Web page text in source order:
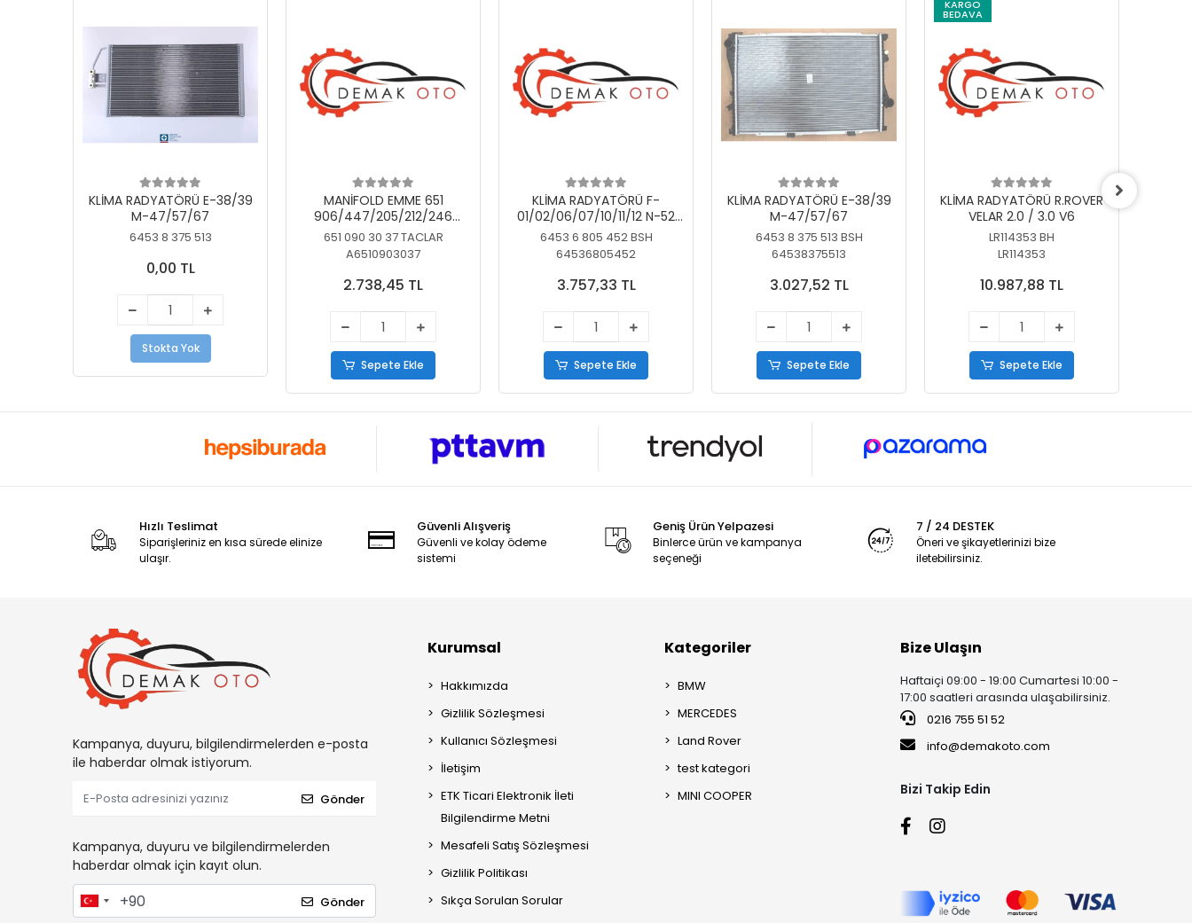
KLİMA RADYATÖRÜ E-38/39
M-47/57/67
6453 8 375 513
0,00 TL
Stokta Yok
MANİFOLD EMME 651
906/447/205/212/246
KELEBEKSİZ
651 090 30 37 TACLAR
A6510903037
2.738,45 TL
Sepete Ekle
KLİMA RADYATÖRÜ F-
01/02/06/07/10/11/12 N-52
N/N-53/57/63
6453 6 805 452 BSH
64536805452
3.757,33 TL
Sepete Ekle
KLİMA RADYATÖRÜ E-38/39
M-47/57/67
6453 8 375 513 BSH
64538375513
3.027,52 TL
Sepete Ekle
KARGO
BEDAVA
KLİMA RADYATÖRÜ R.ROVER
VELAR 2.0 / 3.0 V6
LR114353 BH
LR114353
10.987,88 TL
Sepete Ekle
Hızlı Teslimat
Siparişleriniz en kısa sürede elinize
ulaşır.
Güvenli Alışveriş
Güvenli ve kolay ödeme
sistemi
Geniş Ürün Yelpazesi
Binlerce ürün ve kampanya
seçeneği
7 / 24 DESTEK
Öneri ve şikayetlerinizi bize
iletebilirsiniz.
Kampanya, duyuru, bilgilendirmelerden e-posta
ile haberdar olmak istiyorum.
Gönder
Kampanya, duyuru ve bilgilendirmelerden
haberdar olmak için kayıt olun.
Gönder
Kurumsal
Hakkımızda
Gizlilik Sözleşmesi
Kullanıcı Sözleşmesi
İletişim
ETK Ticari Elektronik İleti
Bilgilendirme Metni
Mesafeli Satış Sözleşmesi
Gizlilik Politikası
Sıkça Sorulan Sorular
Kategoriler
BMW
MERCEDES
Land Rover
test kategori
MINI COOPER
Bize Ulaşın
Haftaiçi 09:00 - 19:00 Cumartesi 10:00 -
17:00 saatleri arasında ulaşabilirsiniz.
0216 755 51 52
info@demakoto.com
Bizi Takip Edin